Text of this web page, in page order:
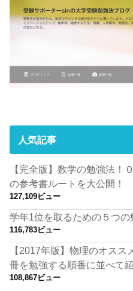
人気記事
【完全版】数学の勉強法！
の参考書ルートを大公開！
127,109ビュー
学年1位を取るための５つの
116,783ビュー
【2017年版】物理のオス
冊を勉強する順番に並べて紹
108,867ビュー